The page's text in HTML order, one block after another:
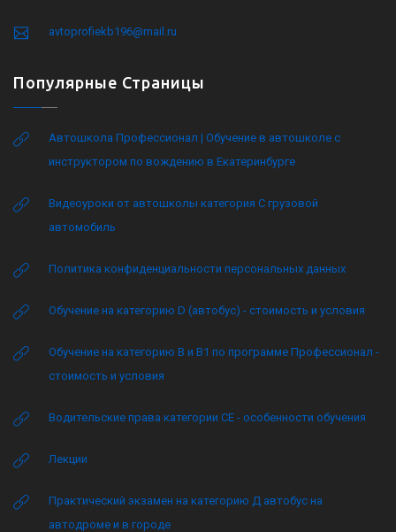
avtoprofiekb196@mail.ru
Популярные Страницы
Автошкола Профессионал | Обучение в автошколе с
инструктором по вождению в Екатеринбурге
Видеоуроки от автошколы категория C грузовой
автомобиль
Политика конфиденциальности персональных данных
Обучение на категорию D (автобус) - стоимость и условия
Обучение на категорию B и B1 по программе Профессионал -
стоимость и условия
Водительские права категории CE - особенности обучения
Лекции
Практический экзамен на категорию Д автобус на
автодроме и в городе